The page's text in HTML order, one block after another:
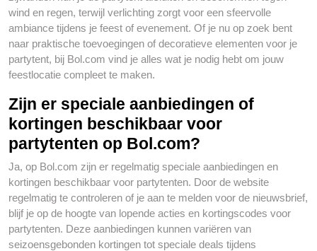
wind en regen, terwijl verlichting zorgt voor een sfeervolle
ambiance tijdens je feest of evenement. Of je nu op zoek bent
naar praktische toevoegingen of decoratieve elementen voor je
partytent, bij Bol.com vind je alles wat je nodig hebt om jouw
feestlocatie compleet te maken.
Zijn er speciale aanbiedingen of
kortingen beschikbaar voor
partytenten op Bol.com?
Ja, op Bol.com zijn er regelmatig speciale aanbiedingen en
kortingen beschikbaar voor partytenten. Door de website
regelmatig te controleren of je aan te melden voor de nieuwsbrief,
blijf je op de hoogte van lopende acties en kortingscodes voor
partytenten. Deze aanbiedingen kunnen variëren van
seizoensgebonden kortingen tot speciale deals tijdens